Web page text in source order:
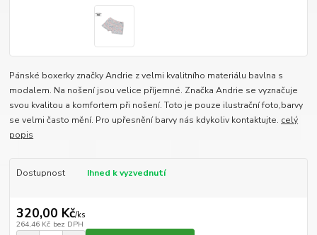
Pánské boxerky značky Andrie z velmi kvalitního materiálu bavlna s
modalem. Na nošení jsou velice příjemné. Značka Andrie se vyznačuje
svou kvalitou a komfortem při nošení. Toto je pouze ilustrační foto,barvy
se velmi často mění. Pro upřesnění barvy nás kdykoliv kontaktujte. celý
popis
Dostupnost Ihned k vyzvednutí
320,00 Kč/ks
264,46 Kč bez DPH